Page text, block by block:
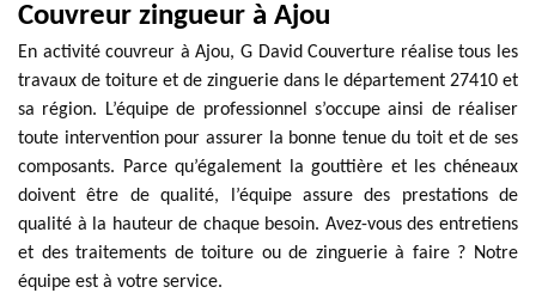
Couvreur zingueur à Ajou
En activité couvreur à Ajou, G David Couverture réalise tous les
travaux de toiture et de zinguerie dans le département 27410 et
sa région. L’équipe de professionnel s’occupe ainsi de réaliser
toute intervention pour assurer la bonne tenue du toit et de ses
composants. Parce qu’également la gouttière et les chéneaux
doivent être de qualité, l’équipe assure des prestations de
qualité à la hauteur de chaque besoin. Avez-vous des entretiens
et des traitements de toiture ou de zinguerie à faire ? Notre
équipe est à votre service.